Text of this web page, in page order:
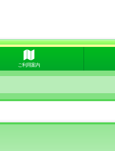
ご利用案内